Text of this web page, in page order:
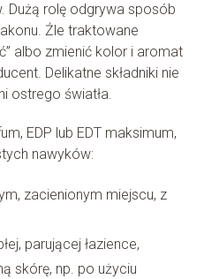
Dużą rolę odgrywa sposób
Źle traktowane
albo zmienić kolor i aromat
Delikatne składniki nie
ostrego światła.
EDP lub EDT maksimum,
nawyków:
zacienionym miejscu, z
parującej łazience,
skórę, np. po użyciu